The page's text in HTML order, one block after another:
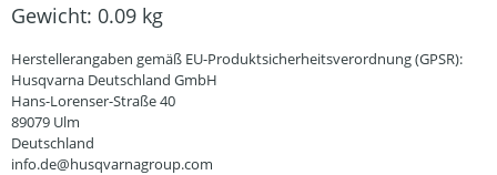
Gewicht: 0.09 kg
Herstellerangaben gemäß EU-Produktsicherheitsverordnung (GPSR):
Husqvarna Deutschland GmbH
Hans-Lorenser-Straße 40
89079 Ulm
Deutschland
info.de@husqvarnagroup.com